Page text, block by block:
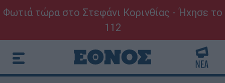
Φωτιά τώρα στο Στεφάνι Κορινθίας - Ήχησε το
112